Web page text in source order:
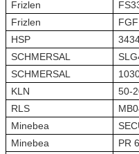
Frizlen
Frizlen
HSP
SCHMERSAL
SCHMERSAL
KLN
50-
RLS
Minebea
Minebea
PR